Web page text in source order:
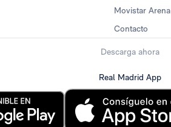
Movistar Arena
Contacto
Descarga ahora
Real Madrid App